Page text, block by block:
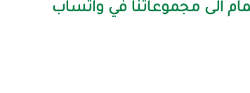
الى مجموعاتنا في واتساب